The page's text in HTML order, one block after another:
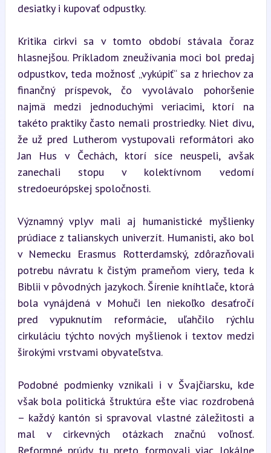
desiatky i kupovať odpustky.
Kritika cirkvi sa v tomto období stávala čoraz
hlasnejšou. Príkladom zneužívania moci bol predaj
odpustkov, teda možnosť „vykúpiť“ sa z hriechov za
finančný príspevok, čo vyvolávalo pohoršenie
najmä medzi jednoduchými veriacimi, ktorí na
takéto praktiky často nemali prostriedky. Niet divu,
že už pred Lutherom vystupovali reformátori ako
Jan Hus v Čechách, ktorí síce neuspeli, avšak
zanechali stopu v kolektívnom vedomí
stredoeurópskej spoločnosti.
Významný vplyv mali aj humanistické myšlienky
prúdiace z talianskych univerzít. Humanisti, ako bol
v Nemecku Erasmus Rotterdamský, zdôrazňovali
potrebu návratu k čistým prameňom viery, teda k
Biblii v pôvodných jazykoch. Šírenie kníhtlače, ktorá
bola vynájdená v Mohuči len niekoľko desaťročí
pred vypuknutím reformácie, uľahčilo rýchlu
cirkuláciu týchto nových myšlienok i textov medzi
širokými vrstvami obyvateľstva.
Podobné podmienky vznikali i v Švajčiarsku, kde
však bola politická štruktúra ešte viac rozdrobená
– každý kantón si spravoval vlastné záležitosti a
mal v cirkevných otázkach značnú voľnosť.